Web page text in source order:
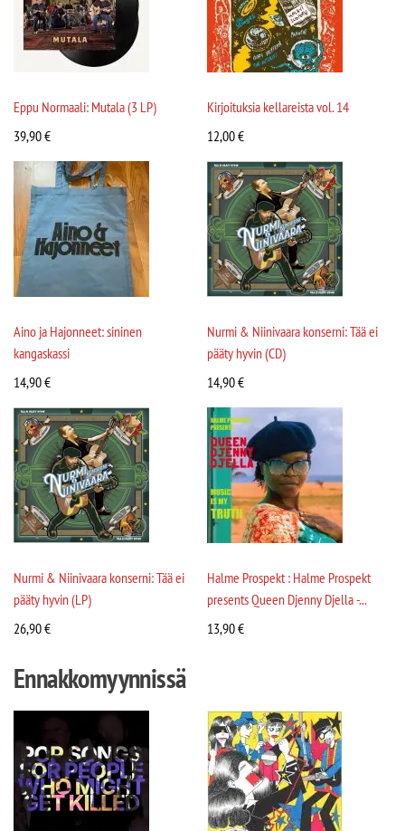
Eppu Normaali: Mutala (3 LP)
39,90€
Kirjoituksia kellareista vol. 14
12,00€
Aino ja Hajonneet: sininen
kangaskassi
14,90€
Nurmi & Niinivaara konserni: Tää ei
pääty hyvin (CD)
14,90€
Nurmi & Niinivaara konserni: Tää ei
pääty hyvin (LP)
26,90€
Halme Prospekt : Halme Prospekt
presents Queen Djenny Djella -...
13,90€
Ennakkomyynnissä